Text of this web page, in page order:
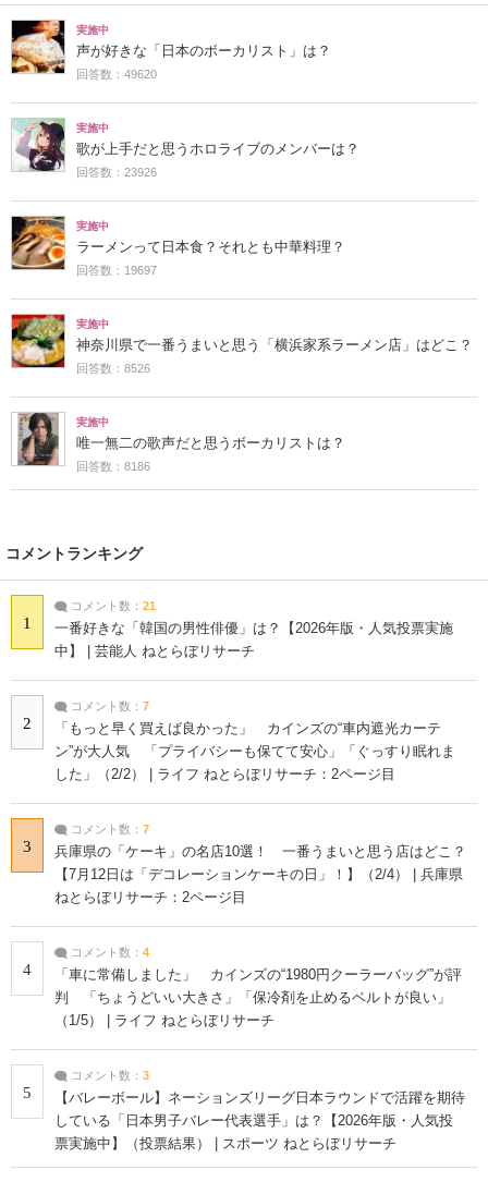
実施中
声が好きな「日本のボーカリスト」は？
回答数：49620
実施中
歌が上手だと思うホロライブのメンバーは？
回答数：23926
実施中
ラーメンって日本食？それとも中華料理？
回答数：19697
実施中
神奈川県で一番うまいと思う「横浜家系ラーメン店」はどこ？
回答数：8526
実施中
唯一無二の歌声だと思うボーカリストは？
回答数：8186
コメントランキング
1
コメント数： 21
一番好きな「韓国の男性俳優」は？【2026年版・人気投票実施
中】 | 芸能人 ねとらぼリサーチ
2
コメント数： 7
「もっと早く買えば良かった」 カインズの“車内遮光カーテ
ン”が大人気 「プライバシーも保てて安心」「ぐっすり眠れま
した」（2/2） | ライフ ねとらぼリサーチ：2ページ目
3
コメント数： 7
兵庫県の「ケーキ」の名店10選！ 一番うまいと思う店はどこ？
【7月12日は「デコレーションケーキの日」！】（2/4） | 兵庫県
ねとらぼリサーチ：2ページ目
4
コメント数： 4
「車に常備しました」 カインズの“1980円クーラーバッグ”が評
判 「ちょうどいい大きさ」「保冷剤を止めるベルトが良い」
（1/5） | ライフ ねとらぼリサーチ
5
コメント数： 3
【バレーボール】ネーションズリーグ日本ラウンドで活躍を期待
している「日本男子バレー代表選手」は？【2026年版・人気投
票実施中】（投票結果） | スポーツ ねとらぼリサーチ